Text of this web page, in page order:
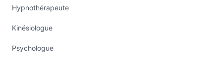
Hypnothérapeute
Kinésiologue
Psychologue